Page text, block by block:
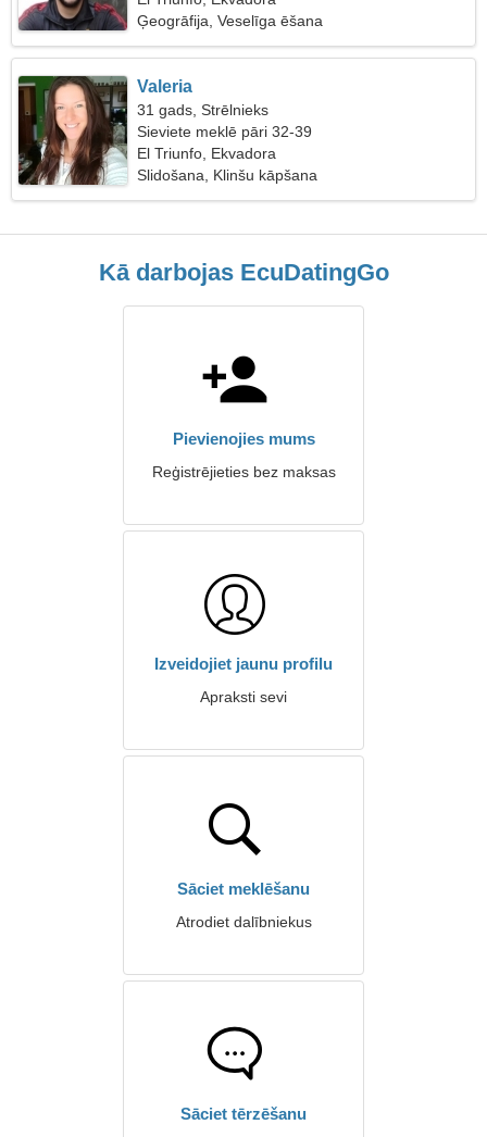
Ģeogrāfija, Veselīga ēšana
Valeria
31 gads, Strēlnieks
Sieviete meklē pāri 32-39
El Triunfo, Ekvadora
Slidošana, Klinšu kāpšana
Kā darbojas EcuDatingGo
Pievienojies mums
Reģistrējieties bez maksas
Izveidojiet jaunu profilu
Apraksti sevi
Sāciet meklēšanu
Atrodiet dalībniekus
Sāciet tērzēšanu